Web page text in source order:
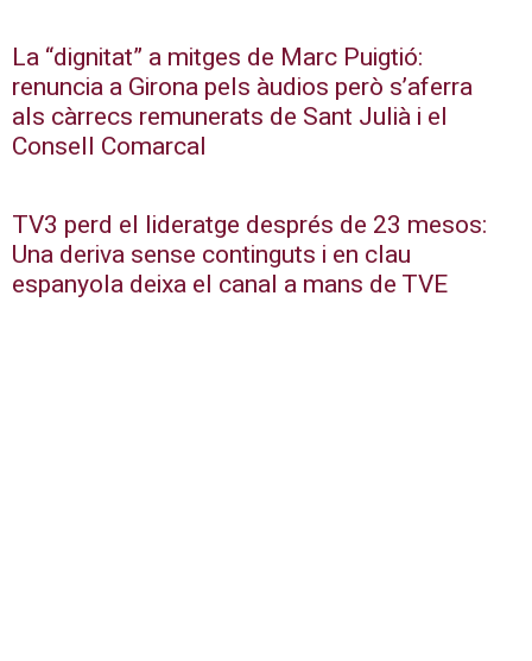
La “dignitat” a mitges de Marc Puigtió:
renuncia a Girona pels àudios però s’aferra
als càrrecs remunerats de Sant Julià i el
Consell Comarcal
TV3 perd el lideratge després de 23 mesos:
Una deriva sense continguts i en clau
espanyola deixa el canal a mans de TVE